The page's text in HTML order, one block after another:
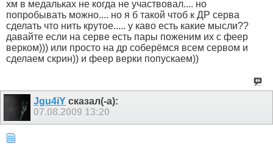
хм в медальках не когда не участвовал.... но
попробывать можно.... но я б такой чтоб к ДР серва
сделать что нить крутое..... у каво есть какие мысли??
давайте если на серве есть пары поженим их с феер
верком))) или просто на др соберёмся всем сервом и
сделаем скрин)) и феер верки попускаем))
Jgu4iY сказал(-а):
07.08.2009 13:20